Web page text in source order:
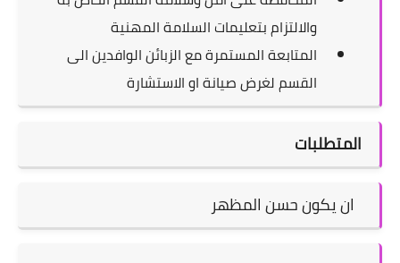
والالتزام بتعليمات السلامة المهنية
المتابعة المستمرة مع الزبائن الوافدين الى
القسم لغرض صيانة او الاستشارة
المتطلبات
ان يكون حسن المظهر